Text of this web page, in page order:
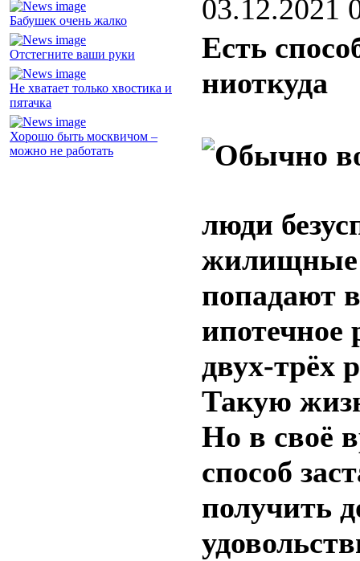
Бабушек очень жалко
Отстегните ваши руки
Не хватает только хвостика и
пятачка
Хорошо быть москвичом –
можно не работать
03.12.2021
Есть
ниоткуда
люди
жилищные
попадают
ипотечное
двух-трёх
Такую
Но в своё
способ
получить